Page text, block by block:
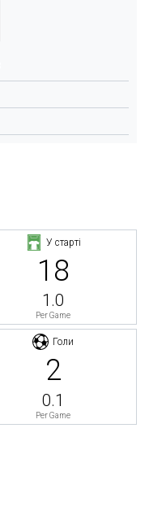
У старті
18
1.0
Per Game
Голи
2
0.1
Per Game